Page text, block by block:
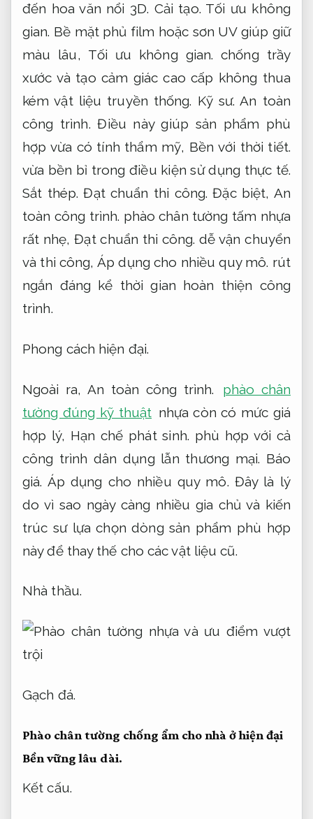
đến hoa văn nổi 3D. Cải tạo. Tối ưu không
gian. Bề mặt phủ film hoặc sơn UV giúp giữ
màu lâu, Tối ưu không gian. chống trầy
xước và tạo cảm giác cao cấp không thua
kém vật liệu truyền thống. Kỹ sư. An toàn
công trình. Điều này giúp sản phẩm phù
hợp vừa có tính thẩm mỹ, Bền với thời tiết.
vừa bền bỉ trong điều kiện sử dụng thực tế.
Sắt thép. Đạt chuẩn thi công. Đặc biệt, An
toàn công trình. phào chân tường tấm nhựa
rất nhẹ,Đạt chuẩn thi công. dễ vận chuyển
và thi công, Áp dụng cho nhiều quy mô. rút
ngắn đáng kể thời gian hoàn thiện công
trình.
Phong cách hiện đại.
Ngoài ra, An toàn công trình.
phào chân
tường đúng kỹ thuật nhựa còn có mức giá
hợp lý, Hạn chế phát sinh. phù hợp với cả
công trình dân dụng lẫn thương mại. Báo
giá. Áp dụng cho nhiều quy mô. Đây là lý
do vì sao ngày càng nhiều gia chủ và kiến
trúc sư lựa chọn dòng sản phẩm phù hợp
này để thay thế cho các vật liệu cũ.
Nhà thầu.
Gạch đá.
Phào chân tường chống ẩm cho nhà ở hiện đại
Bền vững lâu dài.
Kết cấu.